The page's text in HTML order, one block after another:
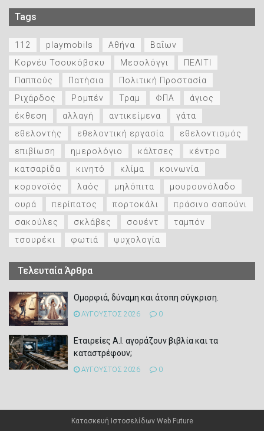
Tags
112 playmobils Αθήνα
Βαΐων
Κορνέυ Τσουκόβσκυ
Μεσολόγγι
ΠΕΛΙΤΙ
Παππούς
Πατήσια
Πολιτική Προστασία
Ριχάρδος
Ρομπέν Τραμ ΦΠΑ
άγιος
έκθεση
αλλαγή αντικείμενα
γάτα
εθελοντής
εθελοντική εργασία
εθελοντισμός
επιβίωση
ημερολόγιο κάλτσες
κέντρο
κατσαρίδα
κινητό κλίμα
κοινωνία
κορονοϊός
λαός μηλόπιτα
μουρουνόλαδο
ουρά
περίπατος πορτοκάλι
πράσινο σαπούνι
σακούλες
σκλάβες σουέντ
ταμπόν
τσουρέκι
φωτιά ψυχολογία
Τελευταία Άρθρα
Ομορφιά, δύναμη και άτοπη σύγκριση.
ΑΥΓΟΥΣΤΟΣ 2026 0
Εταιρείες Α.Ι. αγοράζουν βιβλία και τα
καταστρέφουν;
ΑΥΓΟΥΣΤΟΣ 2026 0
Κατασκευή ΙστοσελίδωνWeb Future